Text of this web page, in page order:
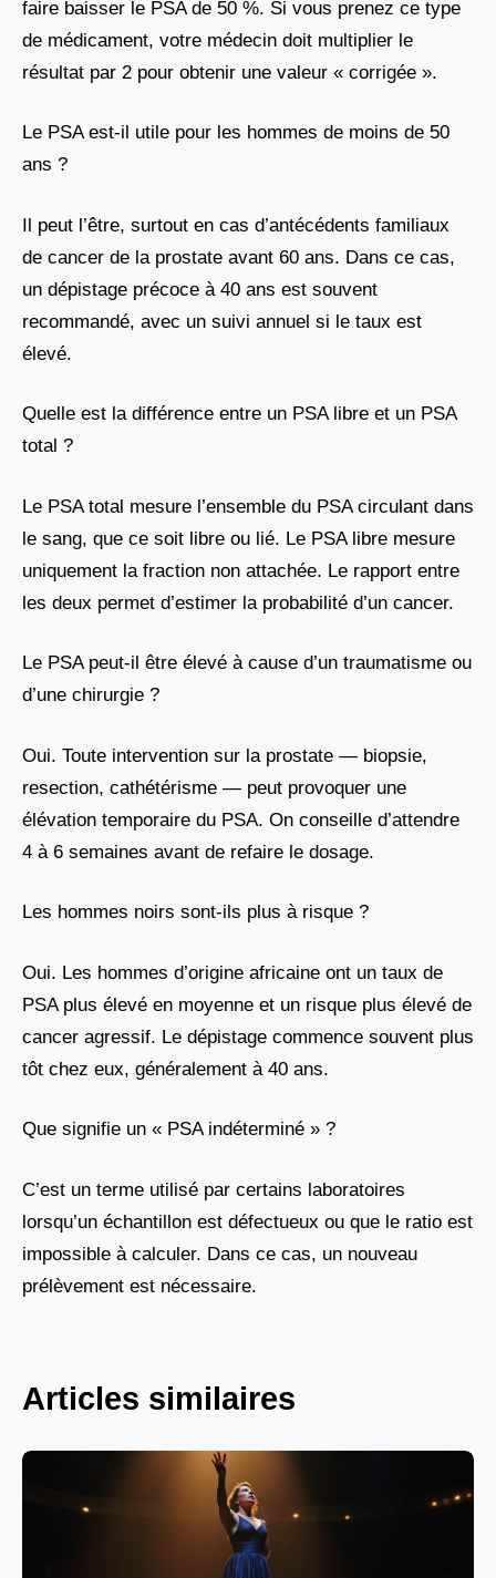
faire baisser le PSA de 50 %. Si vous prenez ce type
de médicament, votre médecin doit multiplier le
résultat par 2 pour obtenir une valeur « corrigée ».
Le PSA est-il utile pour les hommes de moins de 50
ans ?
Il peut l’être, surtout en cas d’antécédents familiaux
de cancer de la prostate avant 60 ans. Dans ce cas,
un dépistage précoce à 40 ans est souvent
recommandé, avec un suivi annuel si le taux est
élevé.
Quelle est la différence entre un PSA libre et un PSA
total ?
Le PSA total mesure l’ensemble du PSA circulant dans
le sang, que ce soit libre ou lié. Le PSA libre mesure
uniquement la fraction non attachée. Le rapport entre
les deux permet d’estimer la probabilité d’un cancer.
Le PSA peut-il être élevé à cause d’un traumatisme ou
d’une chirurgie ?
Oui. Toute intervention sur la prostate — biopsie,
resection, cathétérisme — peut provoquer une
élévation temporaire du PSA. On conseille d’attendre
4 à 6 semaines avant de refaire le dosage.
Les hommes noirs sont-ils plus à risque ?
Oui. Les hommes d’origine africaine ont un taux de
PSA plus élevé en moyenne et un risque plus élevé de
cancer agressif. Le dépistage commence souvent plus
tôt chez eux, généralement à 40 ans.
Que signifie un « PSA indéterminé » ?
C’est un terme utilisé par certains laboratoires
lorsqu’un échantillon est défectueux ou que le ratio est
impossible à calculer. Dans ce cas, un nouveau
prélèvement est nécessaire.
Articles similaires